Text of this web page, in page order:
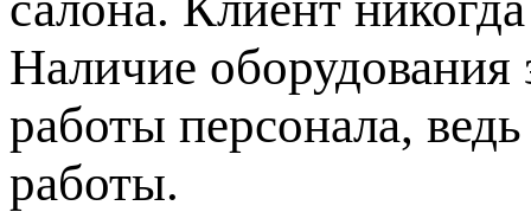
Наличие оборудования
работы персонала,
работы.